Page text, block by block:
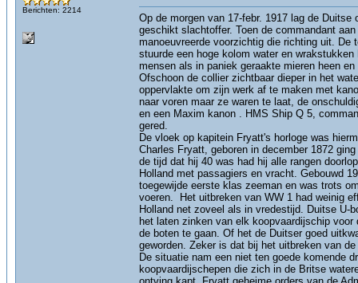
Berichten: 2214
Op de morgen van 17-febr. 1917 lag de
geschikt slachtoffer. Toen de commandant
manoeuvreerde voorzichtig die richting uit.
stuurde een hoge kolom water en
mensen als in paniek geraakte mieren heen
Ofschoon de collier zichtbaar dieper in het
oppervlakte om zijn werk af te maken met
naar voren maar ze waren te laat, de
en een Maxim kanon . HMS Ship Q 5,
gered.
De vloek op kapitein Fryatt's horloge was
Charles Fryatt, geboren in december 1872
de tijd dat hij 40 was had hij alle rangen
Holland met passagiers en vracht. Gebouwd
toegewijde eerste klas zeeman en was trots
voeren. Het uitbreken van WW 1 had weinig
Holland net zoveel als in vredestijd. Duitse U-
het laten zinken van elk koopvaardijschip
de boten te gaan. Of het de Duitser goed
geworden. Zeker is dat bij het uitbreken van
De situatie nam een niet ten goede komende
koopvaardijschepen die zich in de Britse